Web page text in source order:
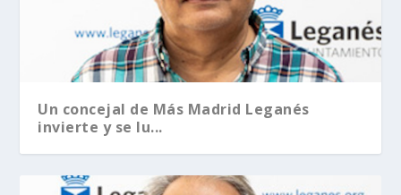
Un concejal de Más Madrid Leganés
invierte y se lu...